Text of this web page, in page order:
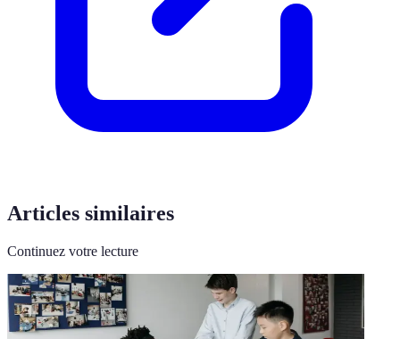
Articles similaires
Continuez votre lecture